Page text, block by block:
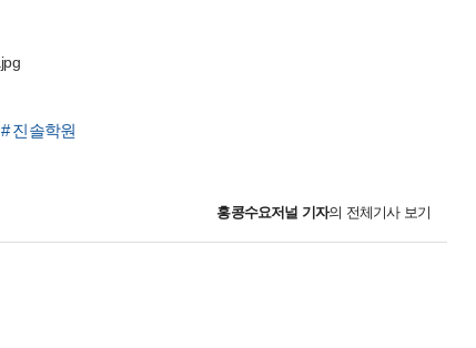
# 진솔학원
홍콩수요저널 기자의 전체기사 보기